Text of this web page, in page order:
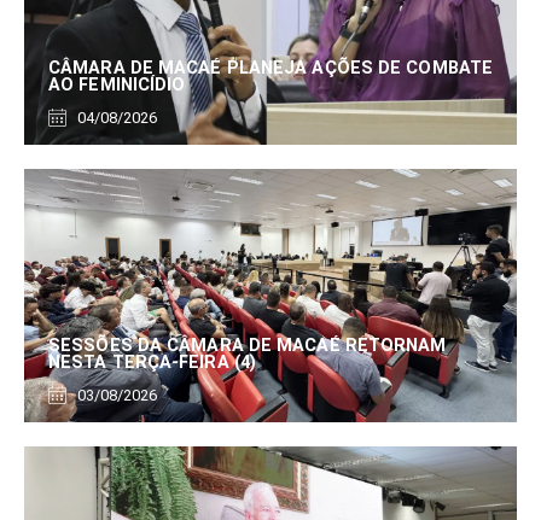
CÂMARA DE MACAÉ PLANEJA AÇÕES DE COMBATE
AO FEMINICÍDIO
04/08/2026
SESSÕES DA CÂMARA DE MACAÉ RETORNAM
NESTA TERÇA-FEIRA (4)
03/08/2026